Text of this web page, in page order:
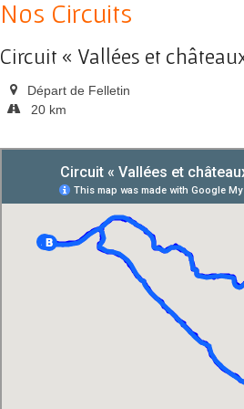
Nos Circuits
Circuit « Vallées et
Départ de Felletin
20 km